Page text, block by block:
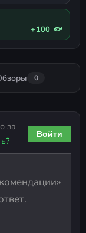
+100 🐟
0
за
Войти